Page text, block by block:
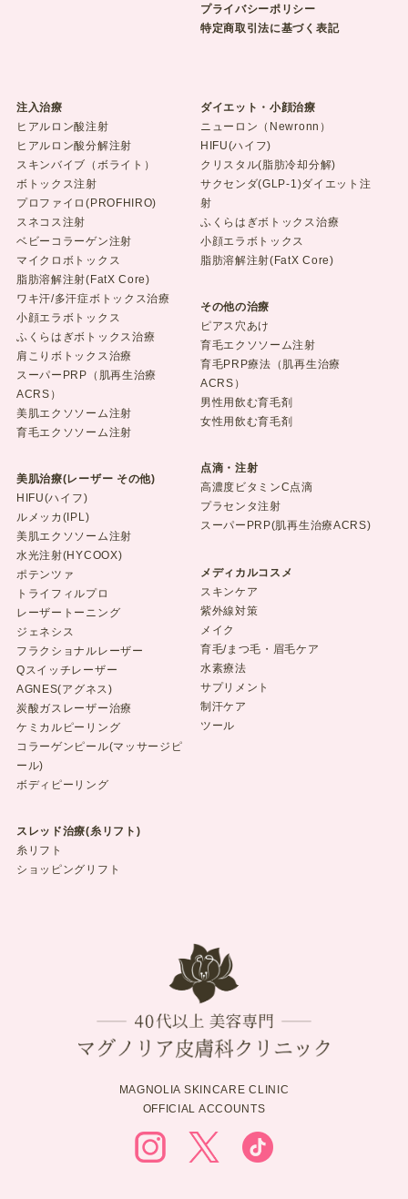
プライバシーポリシー
特定商取引法に基づく表記
注入治療
ヒアルロン酸注射
ヒアルロン酸分解注射
スキンバイブ（ボライト）
ボトックス注射
プロファイロ(PROFHIRO)
スネコス注射
ベビーコラーゲン注射
マイクロボトックス
脂肪溶解注射(FatX Core)
ワキ汗/多汗症ボトックス治療
小顔エラボトックス
ふくらはぎボトックス治療
肩こりボトックス治療
スーパーPRP（肌再生治療
ACRS）
美肌エクソソーム注射
育毛エクソソーム注射
美肌治療(レーザー その他)
HIFU(ハイフ)
ルメッカ(IPL)
美肌エクソソーム注射
水光注射(HYCOOX)
ポテンツァ
トライフィルプロ
レーザートーニング
ジェネシス
フラクショナルレーザー
Qスイッチレーザー
AGNES(アグネス)
炭酸ガスレーザー治療
ケミカルピーリング
コラーゲンピール(マッサージピ
ール)
ボディピーリング
スレッド治療(糸リフト)
糸リフト
ショッピングリフト
ダイエット・小顔治療
ニューロン（Newronn）
HIFU(ハイフ)
クリスタル(脂肪冷却分解)
サクセンダ(GLP-1)ダイエット注
射
ふくらはぎボトックス治療
小顔エラボトックス
脂肪溶解注射(FatX Core)
その他の治療
ピアス穴あけ
育毛エクソソーム注射
育毛PRP療法（肌再生治療
ACRS）
男性用飲む育毛剤
女性用飲む育毛剤
点滴・注射
高濃度ビタミンC点滴
プラセンタ注射
スーパーPRP(肌再生治療ACRS)
メディカルコスメ
スキンケア
紫外線対策
メイク
育毛/まつ毛・眉毛ケア
水素療法
サプリメント
制汗ケア
ツール
MAGNOLIA SKINCARE CLINIC
OFFICIAL ACCOUNTS